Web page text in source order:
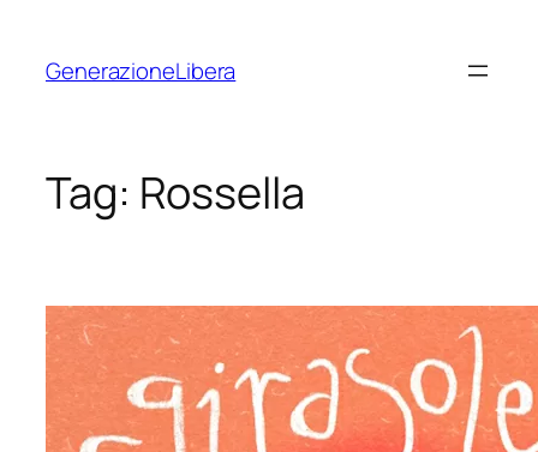
contenuto
GenerazioneLibera
Tag: Rossella